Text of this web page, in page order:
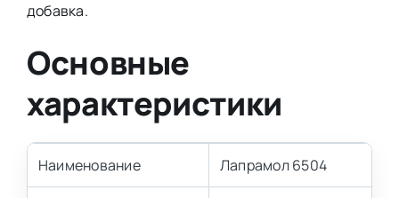
добавка.
Основные
характеристики
Наименование Лапрамол 6504